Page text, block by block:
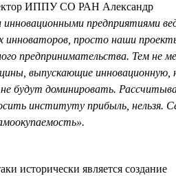
ИППУ СО РАН Александр
предприятиями
инноваторов, просто наши
предпринимательства. Тем не
выпускающие инновационную,
будут доминировать.
институту прибыль, нельзя.
исторически является создание